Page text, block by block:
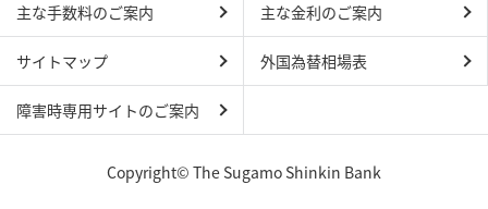
主な手数料のご案内 主な金利のご案内
サイトマップ 外国為替相場表
障害時専用サイトのご案内
Copyright© The Sugamo Shinkin Bank